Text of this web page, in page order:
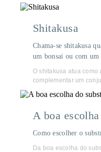
Shitakusa
Chama-se shitakusa
um bonsai ou com um
O shitakusa atua como
complementar um
A boa
Como escolher o
Da boa escolha do